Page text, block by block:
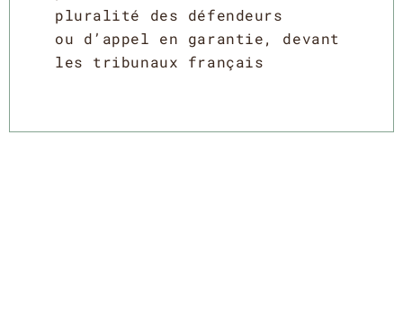
pluralité des défendeurs
ou d’appel en garantie, devant
les tribunaux français